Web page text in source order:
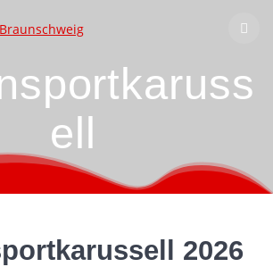
Inhalt
ell
2026